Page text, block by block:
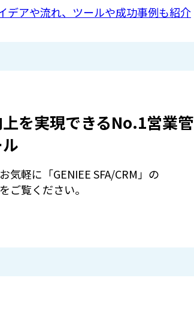
デアや流れ、ツールや成功事例も紹介
を実現できるNo.1営業管
気軽に「GENIEE SFA/CRM」の
ご覧ください。